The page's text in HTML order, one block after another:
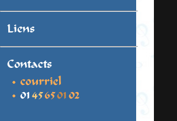
Liens
Contacts